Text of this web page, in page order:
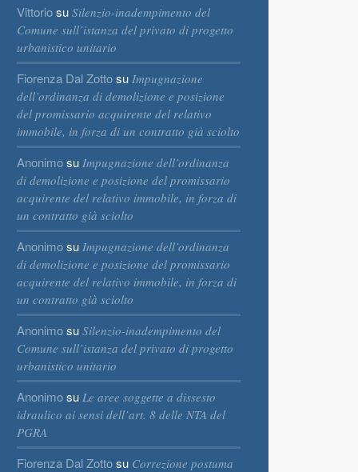
Vittoriosu Silenzio-inadempimento del
Comune sull’istanza del privato di progetto
urbanistico unitario
Fiorenza Dal Zottosu Impugnazione
dell’ordinanza di demolizione e posizione
del promissario acquirente del relativo
immobile, in forza di un contratto già sciolto
Anonimosu Impugnazione dell’ordinanza
di demolizione e posizione del promissario
acquirente del relativo immobile, in forza di
un contratto già sciolto
Anonimosu Impugnazione dell’ordinanza
di demolizione e posizione del promissario
acquirente del relativo immobile, in forza di
un contratto già sciolto
Anonimosu Silenzio-inadempimento del
Comune sull’istanza del privato di progetto
urbanistico unitario
Anonimosu Le aree soggette a dissesto
idraulico ai sensi dell’art. 8 delle NTA del
PGRA
Fiorenza Dal Zottosu Correzione postuma